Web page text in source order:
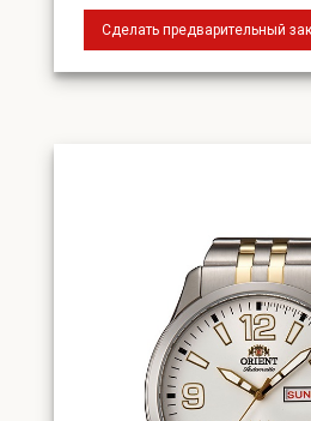
Сделать предварительный